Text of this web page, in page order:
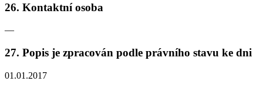
26. Kontaktní osoba
—
27. Popis je zpracován podle právního stavu ke dni
01.01.2017